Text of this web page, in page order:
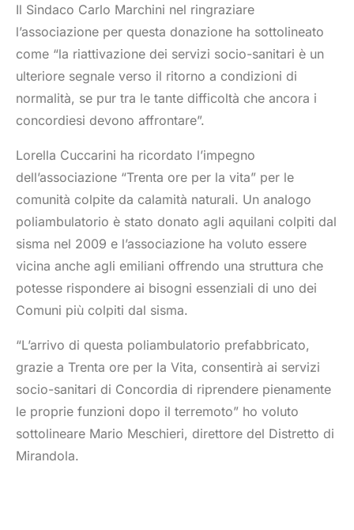
Il Sindaco Carlo Marchini nel ringraziare
l’associazione per questa donazione ha sottolineato
come “la riattivazione dei servizi socio-sanitari è un
ulteriore segnale verso il ritorno a condizioni di
normalità, se pur tra le tante difficoltà che ancora i
concordiesi devono affrontare”.
Lorella Cuccarini ha ricordato l’impegno
dell’associazione “Trenta ore per la vita” per le
comunità colpite da calamità naturali. Un analogo
poliambulatorio è stato donato agli aquilani colpiti dal
sisma nel 2009 e l’associazione ha voluto essere
vicina anche agli emiliani offrendo una struttura che
potesse rispondere ai bisogni essenziali di uno dei
Comuni più colpiti dal sisma.
“L’arrivo di questa poliambulatorio prefabbricato,
grazie a Trenta ore per la Vita, consentirà ai servizi
socio-sanitari di Concordia di riprendere pienamente
le proprie funzioni dopo il terremoto” ho voluto
sottolineare Mario Meschieri, direttore del Distretto di
Mirandola.